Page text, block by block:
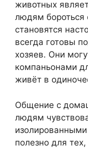
животных
людям бороться
становятся
всегда готовы
хозяев. Они
компаньонами
живёт в
Общение с
людям
полезно для